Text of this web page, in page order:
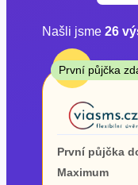
Cena
První půjčka
–
Našli jsme 26
TOP
První půjčka
První půjčka
Maximum